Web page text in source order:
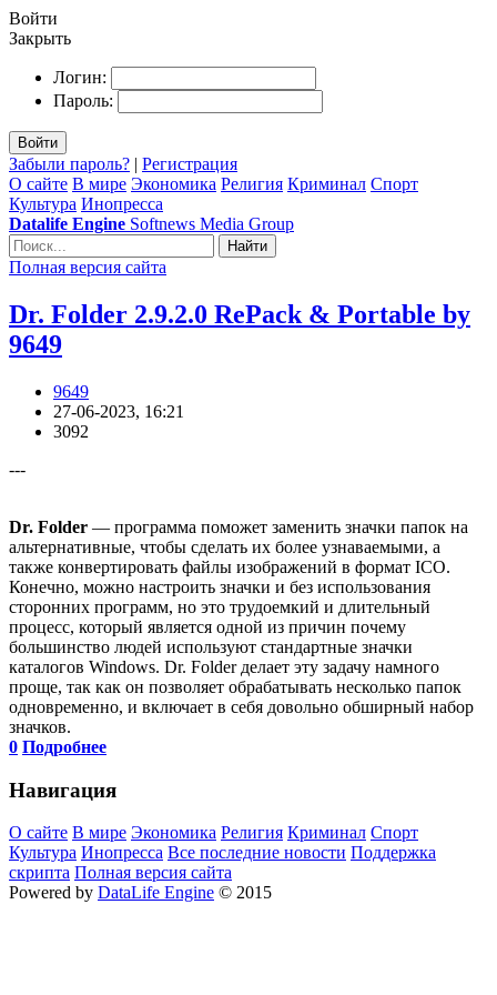
Войти
Закрыть
Логин:
Пароль:
Войти
Забыли пароль? | Регистрация
О сайте В мире Экономика Религия Криминал Спорт
Культура Инопресса
Datalife Engine Softnews Media Group
Найти
Полная версия сайта
Dr. Folder 2.9.2.0 RePack & Portable by
9649
9649
27-06-2023, 16:21
3092
---
Dr. Folder — программа поможет заменить значки папок на
альтернативные, чтобы сделать их более узнаваемыми, а
также конвертировать файлы изображений в формат ICO.
Конечно, можно настроить значки и без использования
сторонних программ, но это трудоемкий и длительный
процесс, который является одной из причин почему
большинство людей используют стандартные значки
каталогов Windows. Dr. Folder делает эту задачу намного
проще, так как он позволяет обрабатывать несколько папок
одновременно, и включает в себя довольно обширный набор
значков.
0 Подробнее
Навигация
О сайте В мире Экономика Религия Криминал Спорт
Культура Инопресса Все последние новости Поддержка
скрипта Полная версия сайта
Powered by DataLife Engine © 2015